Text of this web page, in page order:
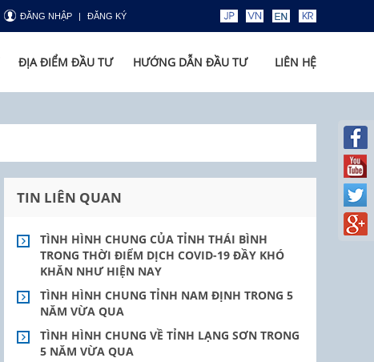
ĐĂNG NHẬP ĐĂNG KÝ
LIÊN HỆ
HƯỚNG DẪN ĐẦU TƯ
ĐỊA ĐIỂM ĐẦU TƯ
TIN LIÊN QUAN
TÌNH HÌNH CHUNG CỦA TỈNH THÁI BÌNH
TRONG THỜI ĐIỂM DỊCH COVID-19 ĐẦY KHÓ
KHĂN NHƯ HIỆN NAY
TÌNH HÌNH CHUNG TỈNH NAM ĐỊNH TRONG 5
NĂM VỪA QUA
TÌNH HÌNH CHUNG VỀ TỈNH LẠNG SƠN TRONG
5 NĂM VỪA QUA